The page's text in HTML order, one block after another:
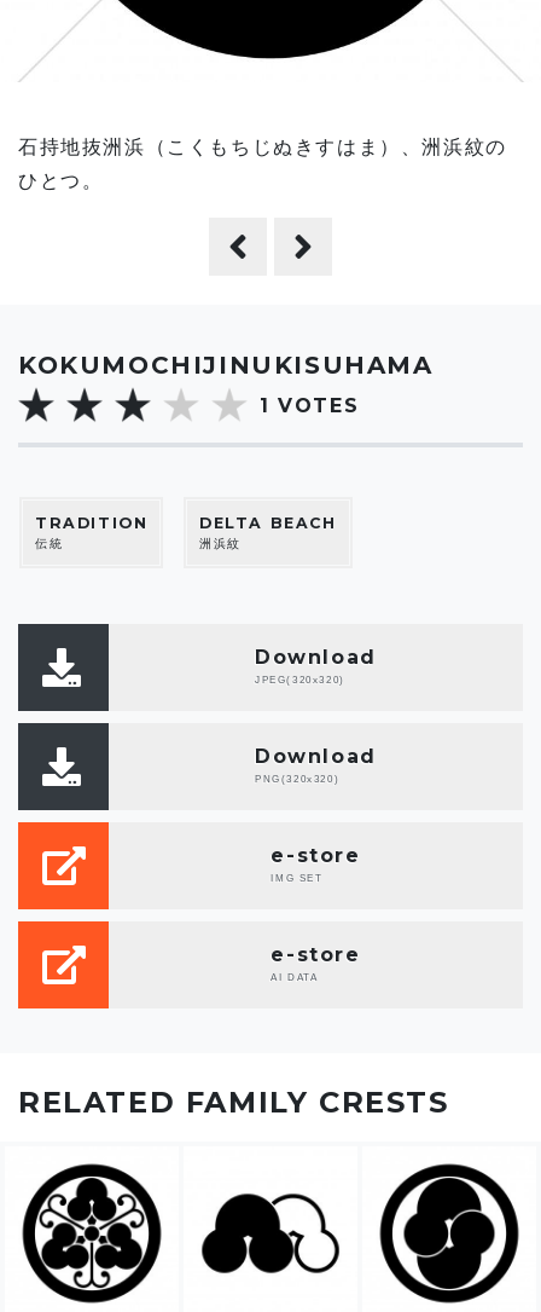
KOKUMOCHIJINUKISUHAMA
1 VOTES
TRADITION
伝統
DELTA BEACH
洲浜紋
Download
JPEG(320x320)
Download
PNG(320x320)
e-store
IMG SET
e-store
AI DATA
石持地抜洲浜（こくもちじぬきすはま）、洲浜紋の
ひとつ。
RELATED FAMILY CRESTS